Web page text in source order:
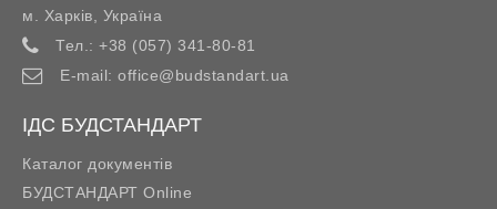
м. Харків
Україна
Тел.: +38 (057) 341-80-81
E-mail: office@budstandart.ua
ІДС БУДСТАНДАРТ
Каталог документів
БУДСТАНДАРТ Online